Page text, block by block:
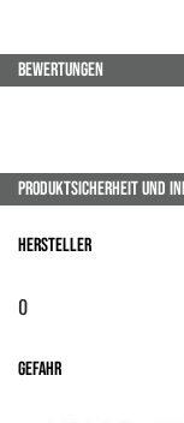
BEWERTUNGEN
PRODUKTSICHERHEIT UND
Hersteller
0
Gefahr